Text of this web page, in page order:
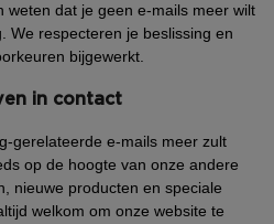
weten dat je geen e-mails meer wilt
We respecteren je beslissing en
bijgewerkt.
in contact
gerelateerde e-mails meer zult
op de hoogte van onze andere
nieuwe producten en speciale
welkom om onze website te